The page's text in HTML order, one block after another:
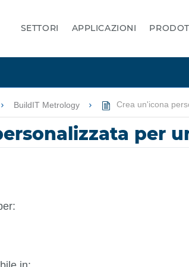
SETTORI APPLICAZIONI
BuildIT Metrology Crea un'icona
per